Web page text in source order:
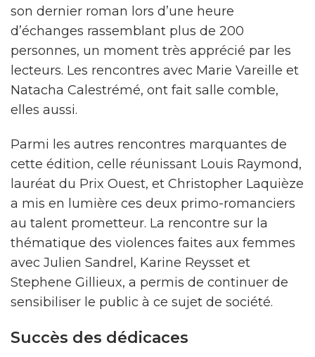
son dernier roman lors d’une heure
d’échanges rassemblant plus de 200
personnes, un moment très apprécié par les
lecteurs. Les rencontres avec Marie Vareille et
Natacha Calestrémé, ont fait salle comble,
elles aussi.
Parmi les autres rencontres marquantes de
cette édition, celle réunissant Louis Raymond,
lauréat du Prix Ouest, et Christopher Laquièze
a mis en lumière ces deux primo-romanciers
au talent prometteur. La rencontre sur la
thématique des violences faites aux femmes
avec Julien Sandrel, Karine Reysset et
Stephene Gillieux, a permis de continuer de
sensibiliser le public à ce sujet de société.
Succès des dédicaces